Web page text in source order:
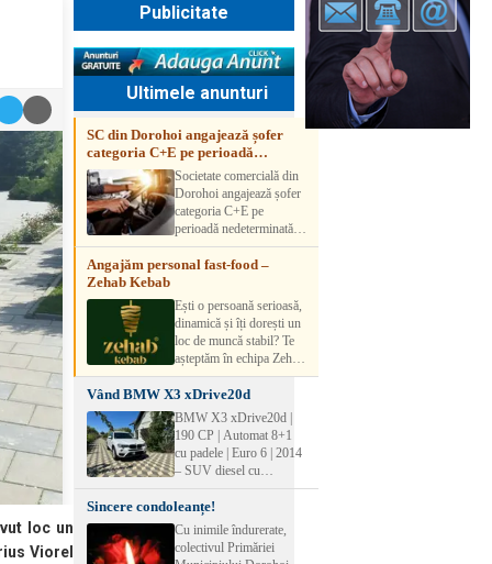
loc un
Viorel
Publicitate
Ultimele anunturi
SC din Dorohoi angajează șofer
categoria C+E pe perioadă
nedeterminatăSocietate comercială din
Dorohoi angajează șofer
categoria C+E pe
perioadă nedeterminată.
Candidatul trebuie să
aibă experiență și atestat
detalii, vă rog să sunați la
numărul de telefon.
Angajăm personal fast-food –
Zehab Kebab
Ești o persoană serioasă,
dinamică și îți dorești un
loc de muncă stabil? Te
așteptăm în echipa Zehab
Kebab! Posturi
disponibile: -
SHAORMAR AJUTOR
BUCATAR 2/posturi -
LUCRATOR
COMERCIAL
OFERIM : Contract de
muncă Program flexibil
Salariu motivant, în
funcție de experienț
Vând BMW X3 xDrive20d
BMW X3 xDrive20d |
190 CP | Automat 8+1
cu padele | Euro 6 | 2014
– SUV diesel cu
perfect pentru cei care
doresc performanță,
confort și siguranță în
orice condiții.
Sincere condoleanțe!
Cu inimile îndurerate,
colectivul Primăriei